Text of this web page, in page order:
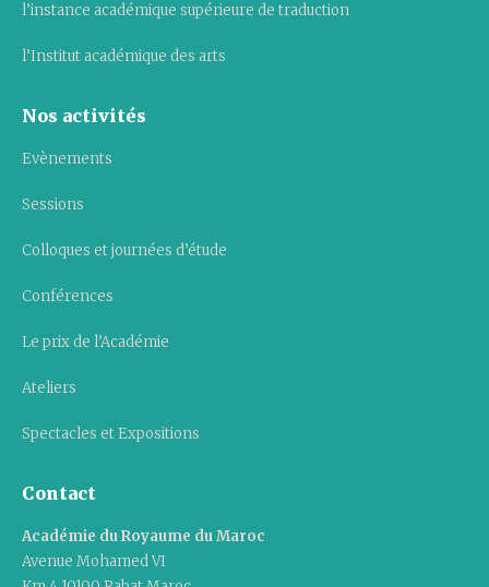
l’instance académique supérieure de traduction
l’Institut académique des arts
Nos activités
Evènements
Sessions
Colloques et journées d’étude
Conférences
Le prix de l’Académie
Ateliers
Spectacles et Expositions
Contact
Académie du Royaume du Maroc
Avenue Mohamed VI